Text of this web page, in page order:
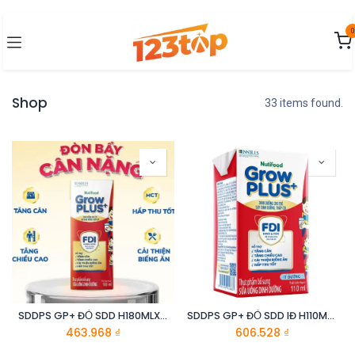
0
Shop 33 items found.
SDDPS GP+ ĐỎ SDD H180MLX48
463.968 ₫
SDDPS GP+ ĐỎ SDD IĐ H110MLX48_DCM
606.528 ₫